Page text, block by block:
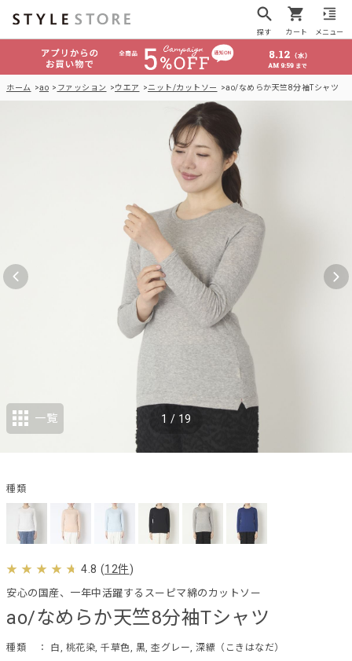
探す カート メニュー
ホーム ao ファッション ウエア ニット/カットソー ao/なめらか天竺8分袖Tシャツ
ao/なめらか天竺8分袖Tシャツ
安心の国産、一年中活躍するスーピマ綿のカットソー
種類
： 白, 桃花染, 千草色, 黒, 杢グレー, 深縹（こきはなだ）
4.8 (12件)
1 / 19
一覧
種類